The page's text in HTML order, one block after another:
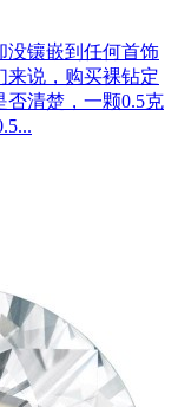
没镶嵌到任何首饰
来说，购买裸钻定
清楚，一颗0.5克